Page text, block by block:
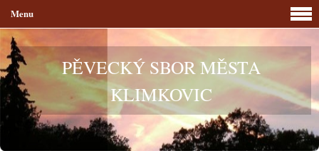
PĚVECKÝ SBOR MĚSTA
KLIMKOVIC
Menu